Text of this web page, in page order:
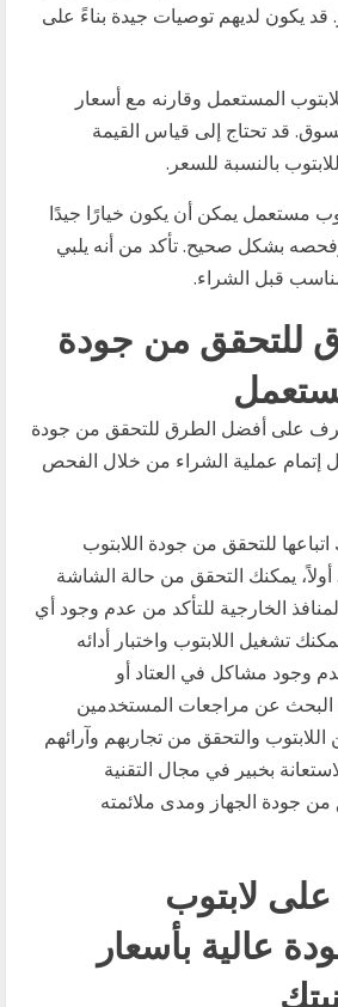
قد يكون لديهم توصيات جيدة بناءً على
المستعمل وقارنه مع أسعار
قد تحتاج إلى قياس القيمة
بالنسبة للسعر.
مستعمل يمكن أن يكون خيارًا جيدًا
بشكل صحيح. تأكد من أنه يلبي
قبل الشراء.
للتحقق من جودة
على أفضل الطرق للتحقق من جودة
إتمام عملية الشراء من خلال الفحص
للتحقق من جودة اللابتوب
يمكنك التحقق من حالة الشاشة
الخارجية للتأكد من عدم وجود أي
تشغيل اللابتوب واختبار أدائه
وجود مشاكل في العتاد أو
البحث عن مراجعات المستخدمين
اللابتوب والتحقق من تجاربهم وآرائهم
بخبير في مجال التقنية
جودة الجهاز ومدى ملائمته
لابتوب
عالية بأسعار